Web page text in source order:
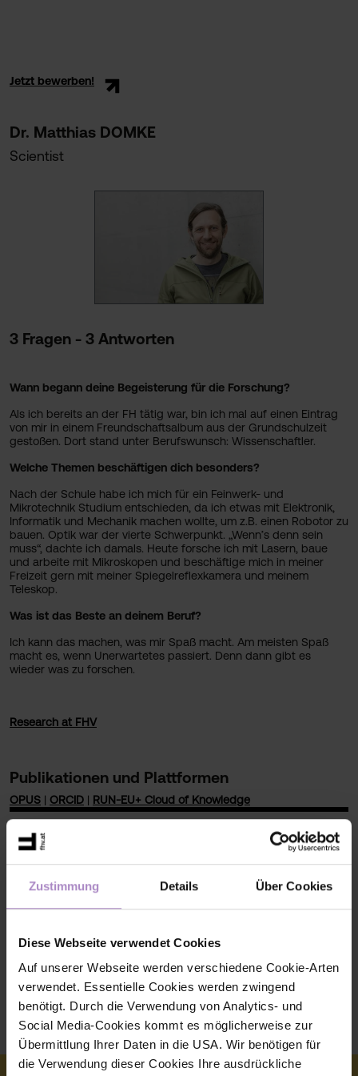
Zustimmung Details Über Cookies
Diese Webseite verwendet Cookies
Auf unserer Webseite werden verschiedene Cookie-Arten
verwendet. Essentielle Cookies werden zwingend
benötigt. Durch die Verwendung von Analytics- und
Social Media-Cookies kommt es möglicherweise zur
Übermittlung Ihrer Daten in die USA. Wir benötigen für
die Verwendung dieser Cookies Ihre ausdrückliche
Jetzt bewerben!
Dr. Matthias DOMKE
Scientist
3 Fragen - 3 Antworten
Wann begann deine Begeisterung für die Forschung?
Als ich bereits an der FH tätig war, bin ich mal auf einen Eintrag
von mir in einem Freundschaftsalbum aus der Grundschulzeit
gestoßen. Dort stand unter Berufswunsch: Wissenschaftler.
Welche Themen beschäftigen dich besonders?
Nach der Schule habe ich mich für ein Feinwerk- und
Mikrotechnik Studium entschieden, da ich etwas mit Elektronik,
Informatik und Mechanik machen wollte, um z.B. einen Robotor zu
bauen. Optik war der vierte Schwerpunkt. „Wenn’s denn sein
muss“, dachte ich damals. Heute forsche ich mit Lasern, baue
und arbeite mit Mikroskopen und beschäftige mich in meiner
Freizeit gern mit meiner Spiegelreflexkamera und meinem
Teleskop.
Was ist das Beste an deinem Beruf?
Ich kann das machen, was mir Spaß macht. Am meisten Spaß
macht es, wenn Unerwartetes passiert. Denn dann gibt es
wieder was zu forschen.
Research at FHV
Publikationen und Plattformen
OPUS | ORCID | RUN-EU+ Cloud of Knowledge
Kontaktinformationen
+43 5572 792 7212
V008
FZ Mikrotechnik (MT)
Wir setzen Impulse